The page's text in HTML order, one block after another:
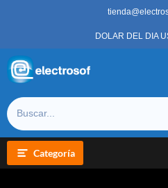
DOLAR DEL DIA
Categoría